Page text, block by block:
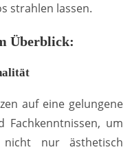
strahlen lassen.
Überblick:
auf eine gelungene
Fachkenntnissen, um
nur ästhetisch